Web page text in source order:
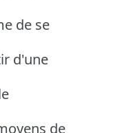
de se
d'une
de